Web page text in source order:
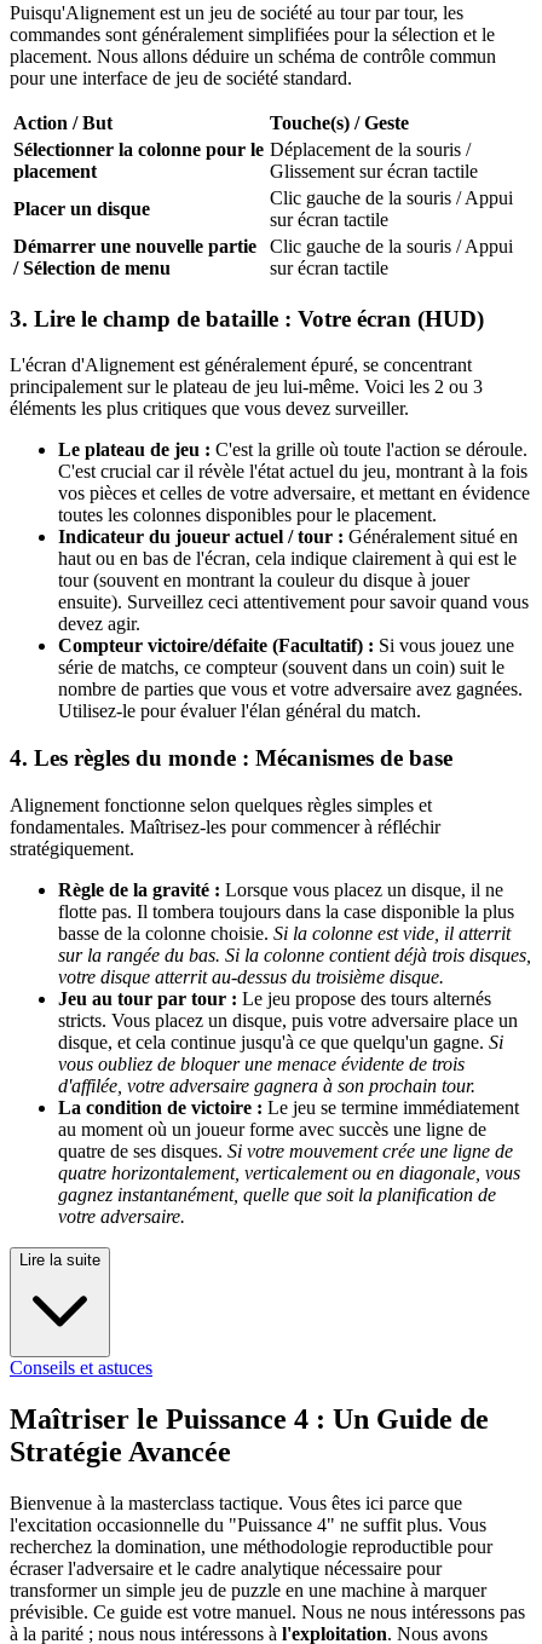
Puisqu'Alignement est un jeu de société au tour par tour, les
commandes sont généralement simplifiées pour la sélection et le
placement. Nous allons déduire un schéma de contrôle commun
pour une interface de jeu de société standard.
Action / But
Touche(s) / Geste
Sélectionner la colonne pour le
placement
Déplacement de la souris /
Glissement sur écran tactile
Placer un disque
Clic gauche de la souris / Appui
sur écran tactile
Démarrer une nouvelle partie
/ Sélection de menu
Clic gauche de la souris / Appui
sur écran tactile
3. Lire le champ de bataille : Votre écran (HUD)
L'écran d'Alignement est généralement épuré, se concentrant
principalement sur le plateau de jeu lui-même. Voici les 2 ou 3
éléments les plus critiques que vous devez surveiller.
Le plateau de jeu : C'est la grille où toute l'action se déroule.
C'est crucial car il révèle l'état actuel du jeu, montrant à la fois
vos pièces et celles de votre adversaire, et mettant en évidence
toutes les colonnes disponibles pour le placement.
Indicateur du joueur actuel / tour : Généralement situé en
haut ou en bas de l'écran, cela indique clairement à qui est le
tour (souvent en montrant la couleur du disque à jouer
ensuite). Surveillez ceci attentivement pour savoir quand vous
devez agir.
Compteur victoire/défaite (Facultatif) : Si vous jouez une
série de matchs, ce compteur (souvent dans un coin) suit le
nombre de parties que vous et votre adversaire avez gagnées.
Utilisez-le pour évaluer l'élan général du match.
4. Les règles du monde : Mécanismes de base
Alignement fonctionne selon quelques règles simples et
fondamentales. Maîtrisez-les pour commencer à réfléchir
stratégiquement.
Règle de la gravité : Lorsque vous placez un disque, il ne
flotte pas. Il tombera toujours dans la case disponible la plus
basse de la colonne choisie. Si la colonne est vide, il atterrit
sur la rangée du bas. Si la colonne contient déjà trois disques,
votre disque atterrit au-dessus du troisième disque.
Jeu au tour par tour : Le jeu propose des tours alternés
stricts. Vous placez un disque, puis votre adversaire place un
disque, et cela continue jusqu'à ce que quelqu'un gagne. Si
vous oubliez de bloquer une menace évidente de trois
d'affilée, votre adversaire gagnera à son prochain tour.
La condition de victoire : Le jeu se termine immédiatement
au moment où un joueur forme avec succès une ligne de
quatre de ses disques. Si votre mouvement crée une ligne de
quatre horizontalement, verticalement ou en diagonale, vous
gagnez instantanément, quelle que soit la planification de
votre adversaire.
Lire la suite
Conseils et astuces
Maîtriser le Puissance 4 : Un Guide de
Stratégie Avancée
Bienvenue à la masterclass tactique. Vous êtes ici parce que
l'excitation occasionnelle du "Puissance 4" ne suffit plus. Vous
recherchez la domination, une méthodologie reproductible pour
écraser l'adversaire et le cadre analytique nécessaire pour
transformer un simple jeu de puzzle en une machine à marquer
prévisible. Ce guide est votre manuel. Nous ne nous intéressons pas
à la parité ; nous nous intéressons à l'exploitation. Nous avons